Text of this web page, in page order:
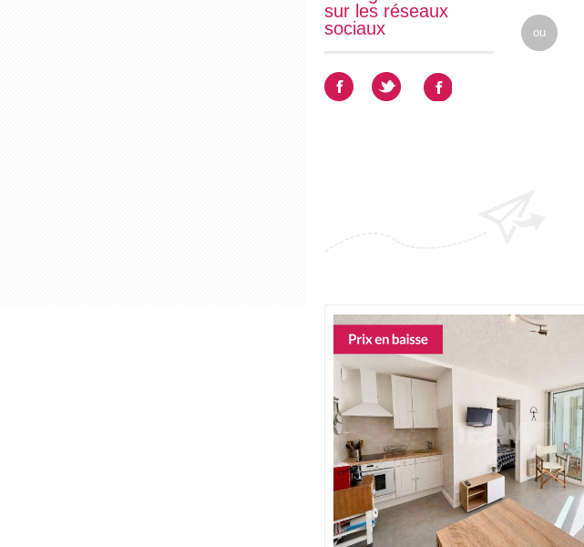
sur les réseaux
sociaux
ou